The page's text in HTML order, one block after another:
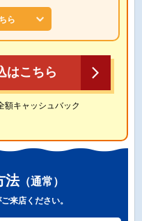
ら
はこちら
額キャッシュバック
法（通常）
来店ください。